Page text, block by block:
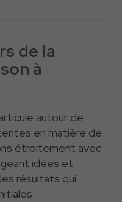
de la
à
autour de
en matière de
étroitement avec
idées et
résultats qui